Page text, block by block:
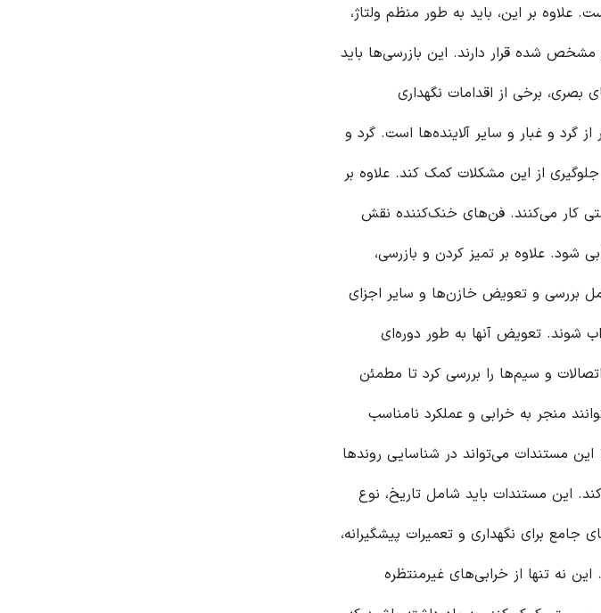
بر این، باید به طور منظم ولتاژ،
شده قرار دارند. این بازرسی‌ها باید
بصری، برخی از اقدامات نگهداری
از گرد و غبار و سایر آلاینده‌ها است. گرد و
از این مشکلات کمک کند. علاوه بر
کار می‌کنند. فن‌های خنک‌کننده نقش
شود. علاوه بر تمیز کردن و بازرسی،
بررسی و تعویض خازن‌ها و سایر اجزای
شوند. تعویض آنها به طور دوره‌ای
و سیم‌ها را بررسی کرد تا مطمئن
منجر به خرابی و عملکرد نامناسب
مستندات می‌تواند در شناسایی روندها
این مستندات باید شامل تاریخ، نوع
برای نگهداری و تعمیرات پیشگیرانه،
نه تنها از خرابی‌های غیرمنتظره